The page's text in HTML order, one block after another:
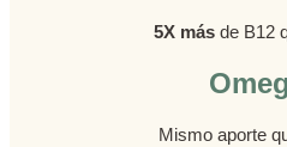
5X más de B12
Mismo aporte